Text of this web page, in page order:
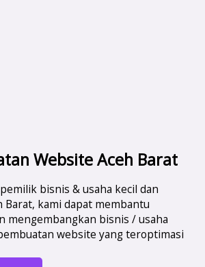
Website Aceh Barat
bisnis & usaha kecil dan
Barat, kami dapat membantu
mengembangkan bisnis / usaha
website yang teroptimasi